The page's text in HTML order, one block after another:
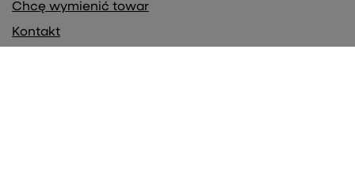
Chcę wymienić towar
Kontakt